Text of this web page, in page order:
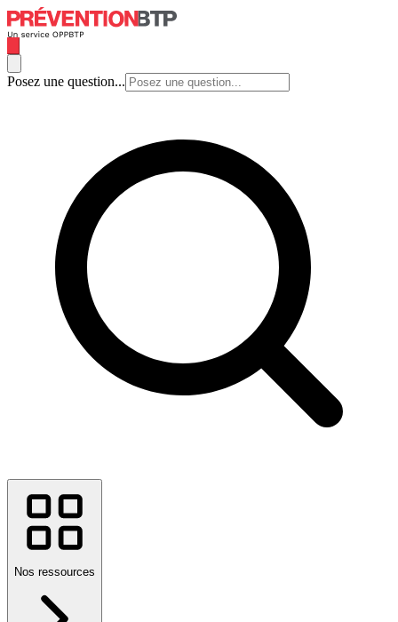
Posez une question...
Nos ressources